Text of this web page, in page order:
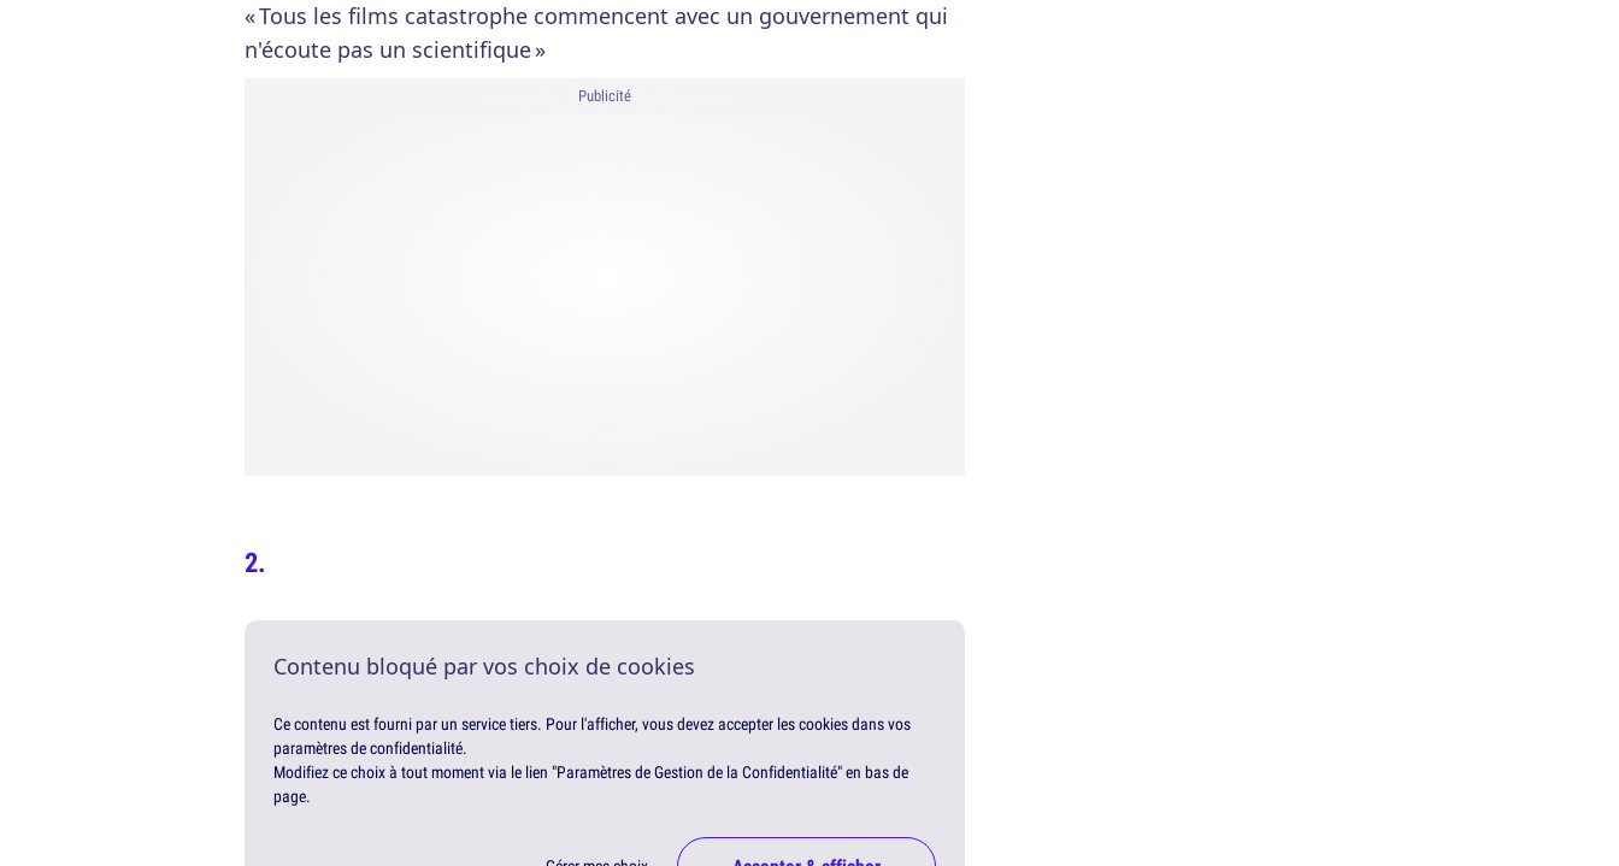
« Tous les films catastrophe commencent avec un gouvernement qui
n'écoute pas un scientifique »
Publicité
Contenu bloqué par vos choix de cookies
Ce contenu est fourni par un service tiers. Pour l'afficher, vous devez accepter les cookies dans vos
paramètres de confidentialité.
Modifiez ce choix à tout moment via le lien "Paramètres de Gestion de la Confidentialité" en bas de
page.